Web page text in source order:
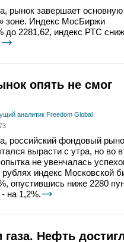
рынок завершает основную
зоне. Индекс МосБиржи
до 2281,62, индекс РТС
опять не смог
аналитик Freedom Global
российский фондовый
вырасти с утра, но во
не увенчалась
индекс Московской
опустившись ниже 2280
на 1,2%.
Нефть